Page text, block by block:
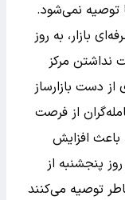
توصیه نمی‌شود.
بازار، به روز
نداشتن مرکز
از دست بازارساز
از فرصت
باعث افزایش
پنجشنبه از
توصیه می‌کنند